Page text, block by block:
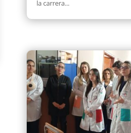
la carrera...